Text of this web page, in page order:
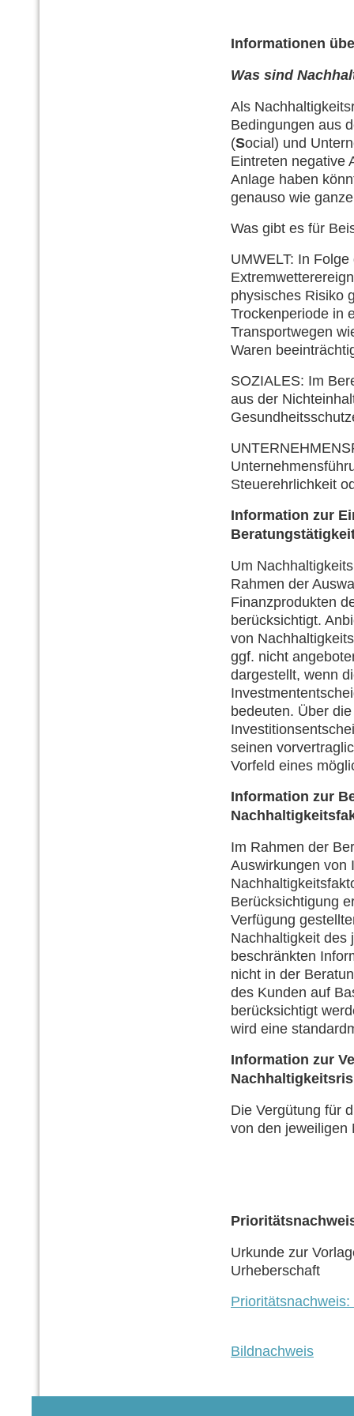
Informationen
Was sind
Als
Bedingungen aus
(Social) und
Eintreten negative
Anlage haben
genauso wie
Was gibt es für
UMWELT: In
physisches Risiko
Trockenperiode in
Transportwegen
Waren
SOZIALES: Im
aus der
Steuerehrlichkeit
Information zur
Um
Rahmen der
Finanzprodukten
berücksichtigt.
von
ggf. nicht
dargestellt, wenn
bedeuten. Über
seinen
Vorfeld eines
Information zur
Im Rahmen der
Auswirkungen von
Berücksichtigung
Verfügung
Nachhaltigkeit des
beschränkten
nicht in der
des Kunden auf
berücksichtigt
wird eine
Information zur
Die Vergütung für
von den jeweiligen
Urkunde zur
Urheberschaft
Bildnachweis